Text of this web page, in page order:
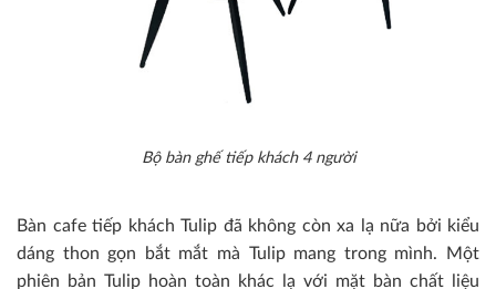
Bộ bàn ghế tiếp khách 4 người
Bàn cafe tiếp khách Tulip đã không còn xa lạ nữa bởi kiểu
dáng thon gọn bắt mắt mà Tulip mang trong mình. Một
phiên bản Tulip hoàn toàn khác lạ với mặt bàn chất liệu